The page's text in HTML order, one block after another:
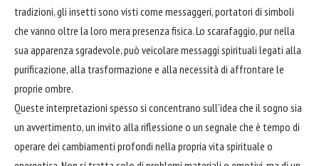
tradizioni, gli insetti sono visti come messaggeri, portatori di simboli
che vanno oltre la loro mera presenza fisica. Lo scarafaggio, pur nella
sua apparenza sgradevole, può veicolare messaggi spirituali legati alla
purificazione, alla trasformazione e alla necessità di affrontare le
proprie ombre.
Queste interpretazioni spesso si concentrano sull'idea che il sogno sia
un avvertimento, un invito alla riflessione o un segnale che è tempo di
operare dei cambiamenti profondi nella propria vita spirituale o